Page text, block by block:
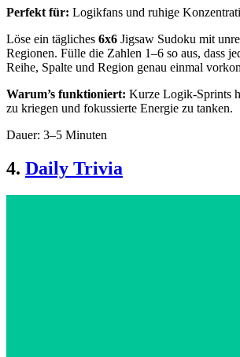
Perfekt für: Logikfans und ruhige
Löse ein tägliches 6x6 Jigsaw Sudoku mit
Regionen. Fülle die Zahlen 1–6 so aus, dass
Reihe, Spalte und Region genau einmal
Warum’s funktioniert: Kurze Logik-Sprints
zu kriegen und fokussierte Energie zu tanken.
Dauer: 3–5 Minuten
4. Daily Trivia